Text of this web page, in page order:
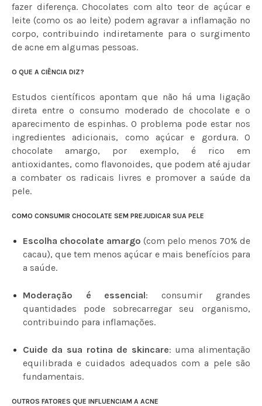
fazer diferença. Chocolates com alto teor de açúcar e
leite (como os ao leite) podem agravar a inflamação no
corpo, contribuindo indiretamente para o surgimento
de acne em algumas pessoas.
O QUE A CIÊNCIA DIZ?
Estudos científicos apontam que não há uma ligação
direta entre o consumo moderado de chocolate e o
aparecimento de espinhas. O problema pode estar nos
ingredientes adicionais, como açúcar e gordura. O
chocolate amargo, por exemplo, é rico em
antioxidantes, como flavonoides, que podem até ajudar
a combater os radicais livres e promover a saúde da
pele.
COMO CONSUMIR CHOCOLATE SEM PREJUDICAR SUA PELE
Escolha chocolate amargo (com pelo menos 70% de
cacau), que tem menos açúcar e mais benefícios para
a saúde.
Moderação é essencial: consumir grandes
quantidades pode sobrecarregar seu organismo,
contribuindo para inflamações.
Cuide da sua rotina de skincare: uma alimentação
equilibrada e cuidados adequados com a pele são
fundamentais.
OUTROS FATORES QUE INFLUENCIAM A ACNE